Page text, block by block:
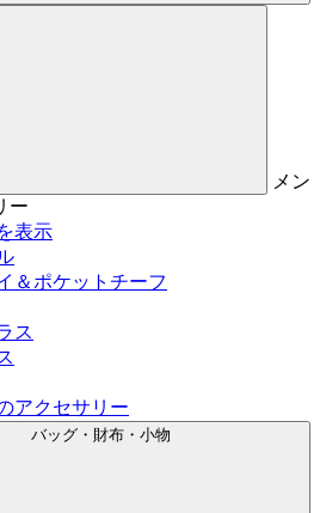
メン
ー
表示
＆ポケットチーフ
ス
アクセサリー
バッグ・財布・小物